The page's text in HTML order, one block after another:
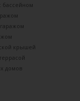
бассейном
крышей
домов